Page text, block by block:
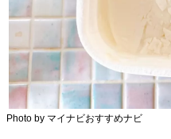
Photo by マイナビおすすめナビ